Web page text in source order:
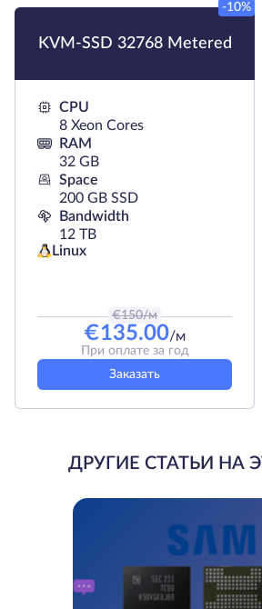
KVM-SSD 32768 Metered
-10%
CPU
8 Xeon Cores
RAM
32 GB
Space
200 GB SSD
Bandwidth
12 TB
Linux
€150/м
€135.00/м
При оплате за год
Заказать
ДРУГИЕ СТАТЬИ НА